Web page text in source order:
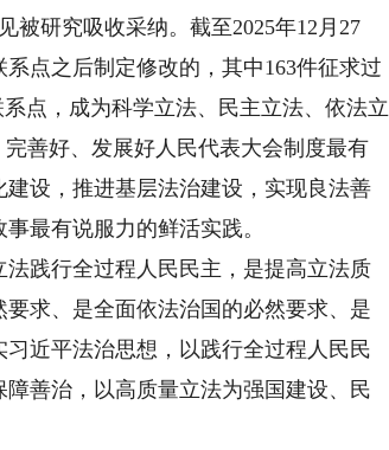
被研究吸收采纳。截至2025年12月27
点之后制定修改的，其中163件征求过
点，成为科学立法、民主立法、依法立
善好、发展好人民代表大会制度最有
设，推进基层法治建设，实现良法善
最有说服力的鲜活实践。
践行全过程人民民主，是提高立法质
求、是全面依法治国的必然要求、是
近平法治思想，以践行全过程人民民
善治，以高质量立法为强国建设、民